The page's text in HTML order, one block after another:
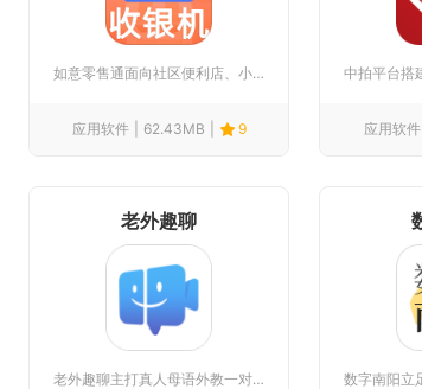
如意零售通面向社区便利店、小型超市、夫妻零售店经营者打造移动...
应用软件 62.43MB 9 应用软件
老外趣聊
老外趣聊主打真人母语外教一对一实时线上交流，融合英语口语练习...